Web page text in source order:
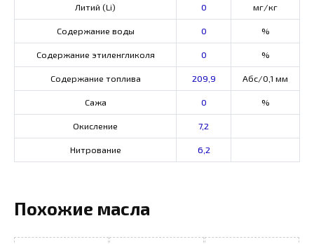
Литий (Li) 0 мг/кг
Содержание воды 0 %
Содержание этиленгликоля 0 %
Содержание топлива 209,9 Абс/0,1 мм
Сажа 0 %
Окисление 7,2
Нитрование 6,2
Похожие масла